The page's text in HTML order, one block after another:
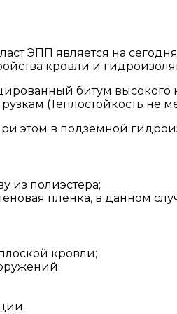
ЭПП является на
кровли и
битум
(Теплостойкость не
этом в подземной
из полиэстера;
пленка, в данном
кровли;